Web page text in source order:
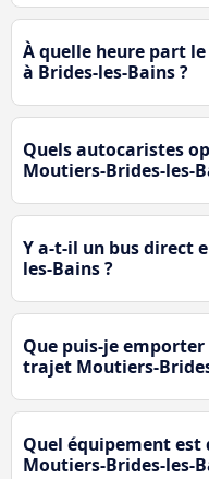
À quelle heure part
à Brides-les-Bains ?
Quels autocaristes
Moutiers-Brides-les-
Y a-t-il un bus direct
les-Bains ?
Que puis-je
trajet Moutiers-
Quel équipement
Moutiers-Brides-les-